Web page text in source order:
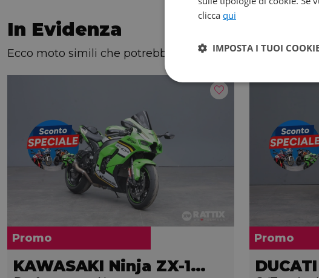
In Evidenza
Ecco moto simili che potrebbero interessarti!
Promo
KAWASAKI Ninja ZX-10R
Promo
clicca qui
IMPOSTA I TUOI